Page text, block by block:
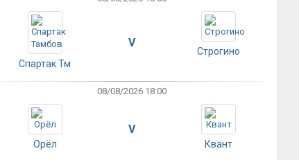
Спартак Тм
V
Строгино
08/08/2026 18:00
Орёл
V
Квант